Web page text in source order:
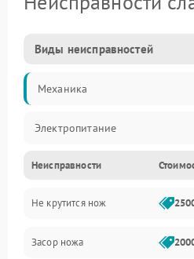
Виды неисправностей
Механика
Электропитание
Неисправности
Не крутится нож
Засор ножа